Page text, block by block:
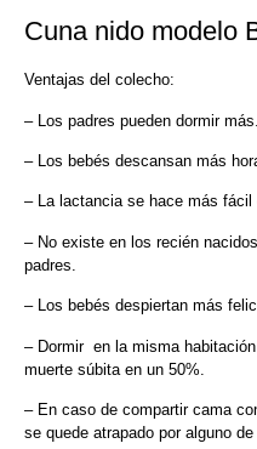
Cuna nido modelo
Ventajas del colecho:
– Los padres pueden dormir más.
– Los bebés descansan más
– La lactancia se hace más
– No existe en los recién
padres.
– Los bebés despiertan más
– Dormir en la misma
muerte súbita en un 50%.
– En caso de compartir cama
se quede atrapado por alguno